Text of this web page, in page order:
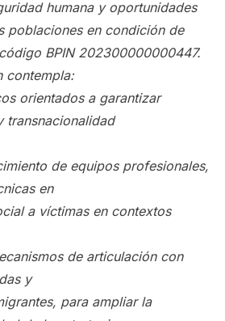
humana y oportunidades
poblaciones en condición de
BPIN 202300000000447.
contempla:
orientados a garantizar
transnacionalidad
de equipos profesionales,
en
a víctimas en contextos
de articulación con
y
para ampliar la